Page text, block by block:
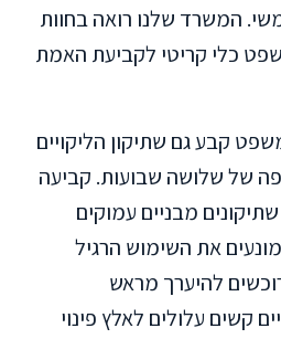
המשרד שלנו רואה בחוות
כלי קריטי לקביעת האמת
קבע גם שתיקון הליקויים
של שלושה שבועות. קביעה
מבניים עמוקים
את השימוש הרגיל
להיערך מראש
קשים עלולים לאלץ פינוי